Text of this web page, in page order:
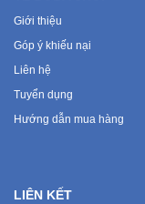
Giới thiệu
Góp ý khiếu nại
Liên hệ
Tuyển dụng
Hướng dẫn mua hàng
LIÊN KẾT